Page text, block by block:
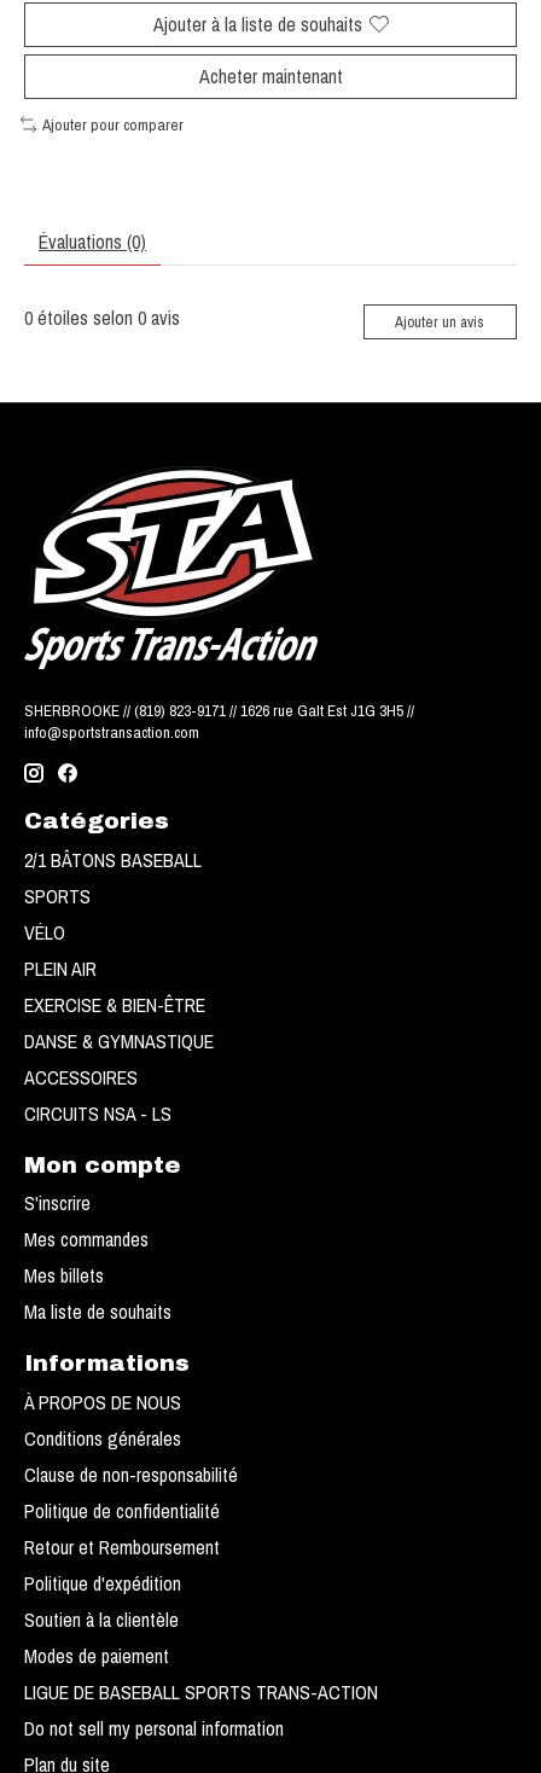
Ajouter à la liste de souhaits
Acheter maintenant
Ajouter pour comparer
Évaluations (0)
0étoiles selon 0avis Ajouter un avis
SHERBROOKE // (819) 823-9171 // 1626 rue Galt Est J1G 3H5 //
info@sportstransaction.com
Catégories
2/1 BÂTONS BASEBALL
SPORTS
VÉLO
PLEIN AIR
EXERCISE & BIEN-ÊTRE
DANSE & GYMNASTIQUE
ACCESSOIRES
CIRCUITS NSA - LS
Mon compte
S'inscrire
Mes commandes
Mes billets
Ma liste de souhaits
Informations
À PROPOS DE NOUS
Conditions générales
Clause de non-responsabilité
Politique de confidentialité
Retour et Remboursement
Politique d'expédition
Soutien à la clientèle
Modes de paiement
LIGUE DE BASEBALL SPORTS TRANS-ACTION
Do not sell my personal information
Plan du site